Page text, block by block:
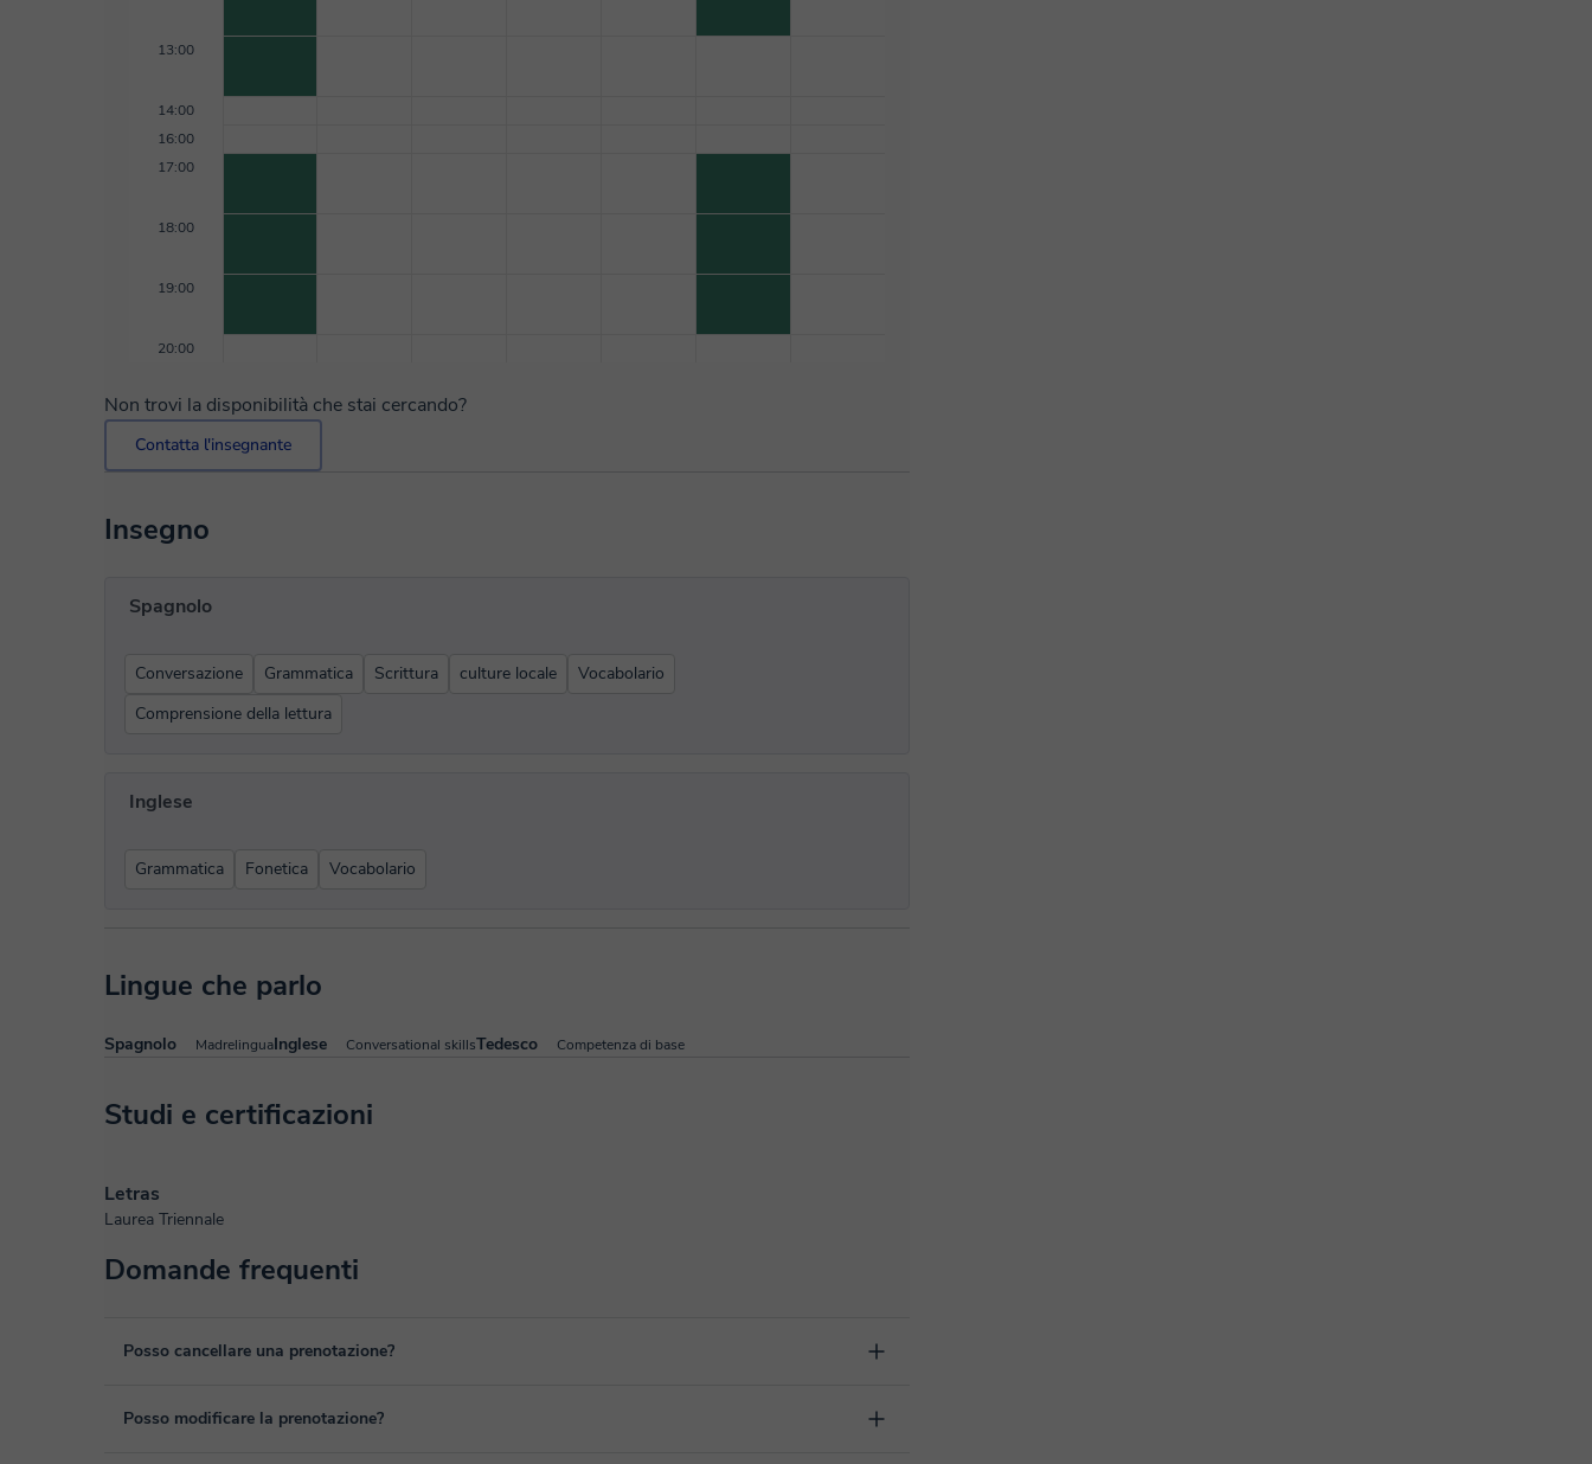
13:00
14:00
16:00
17:00
18:00
19:00
20:00
Non trovi la disponibilità che stai cercando?
Contatta l'insegnante
Insegno
Spagnolo
Conversazione Grammatica Scrittura culture locale
Vocabolario
Comprensione della lettura
Inglese
Grammatica Fonetica Vocabolario
Lingue che parlo
Spagnolo MadrelinguaInglese Conversational skillsTedesco Competenza di base
Studi e certificazioni
Letras
Laurea Triennale
Domande frequenti
Posso cancellare una prenotazione?
Sì, puoi cancellare una prenotazione fino ad un massimo di 8 ore prima della lezione, indicando il motivo della
Posso modificare la prenotazione?